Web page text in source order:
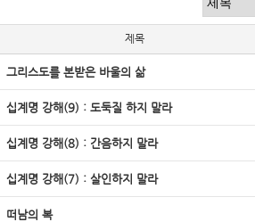
제목
그리스도를 본받은 바울의 삶
십계명 강해(9) : 도둑질 하지 말라
십계명 강해(8) : 간음하지 말라
십계명 강해(7) : 살인하지 말라
떠남의 복